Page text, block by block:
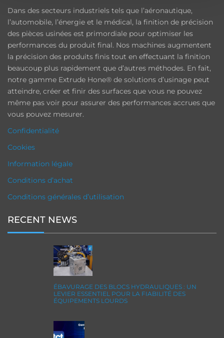
Dans des secteurs industriels tels que l’aéronautique,
l’automobile, l’énergie et le médical, la finition de précision
des pièces usinées est primordiale pour optimiser les
performances du produit final. Nos machines augmentent
la précision des produits finis tout en effectuant la finition
beaucoup plus rapidement que d’autres méthodes. En fait,
notre gamme Extrude Hone® de solutions d’usinage peut
atteindre, créer et finir des surfaces que vous ne pouvez
même pas voir pour assurer des performances accrues que
vous pouvez mesurer.
Confidentialité
Cookies
Information légale
Conditions d’achat
Conditions générales d’utilisation
RECENT NEWS
ÉBAVURAGE DES BLOCS HYDRAULIQUES : UN
LEVIER ESSENTIEL POUR LA FIABILITÉ DES
ÉQUIPEMENTS LOURDS